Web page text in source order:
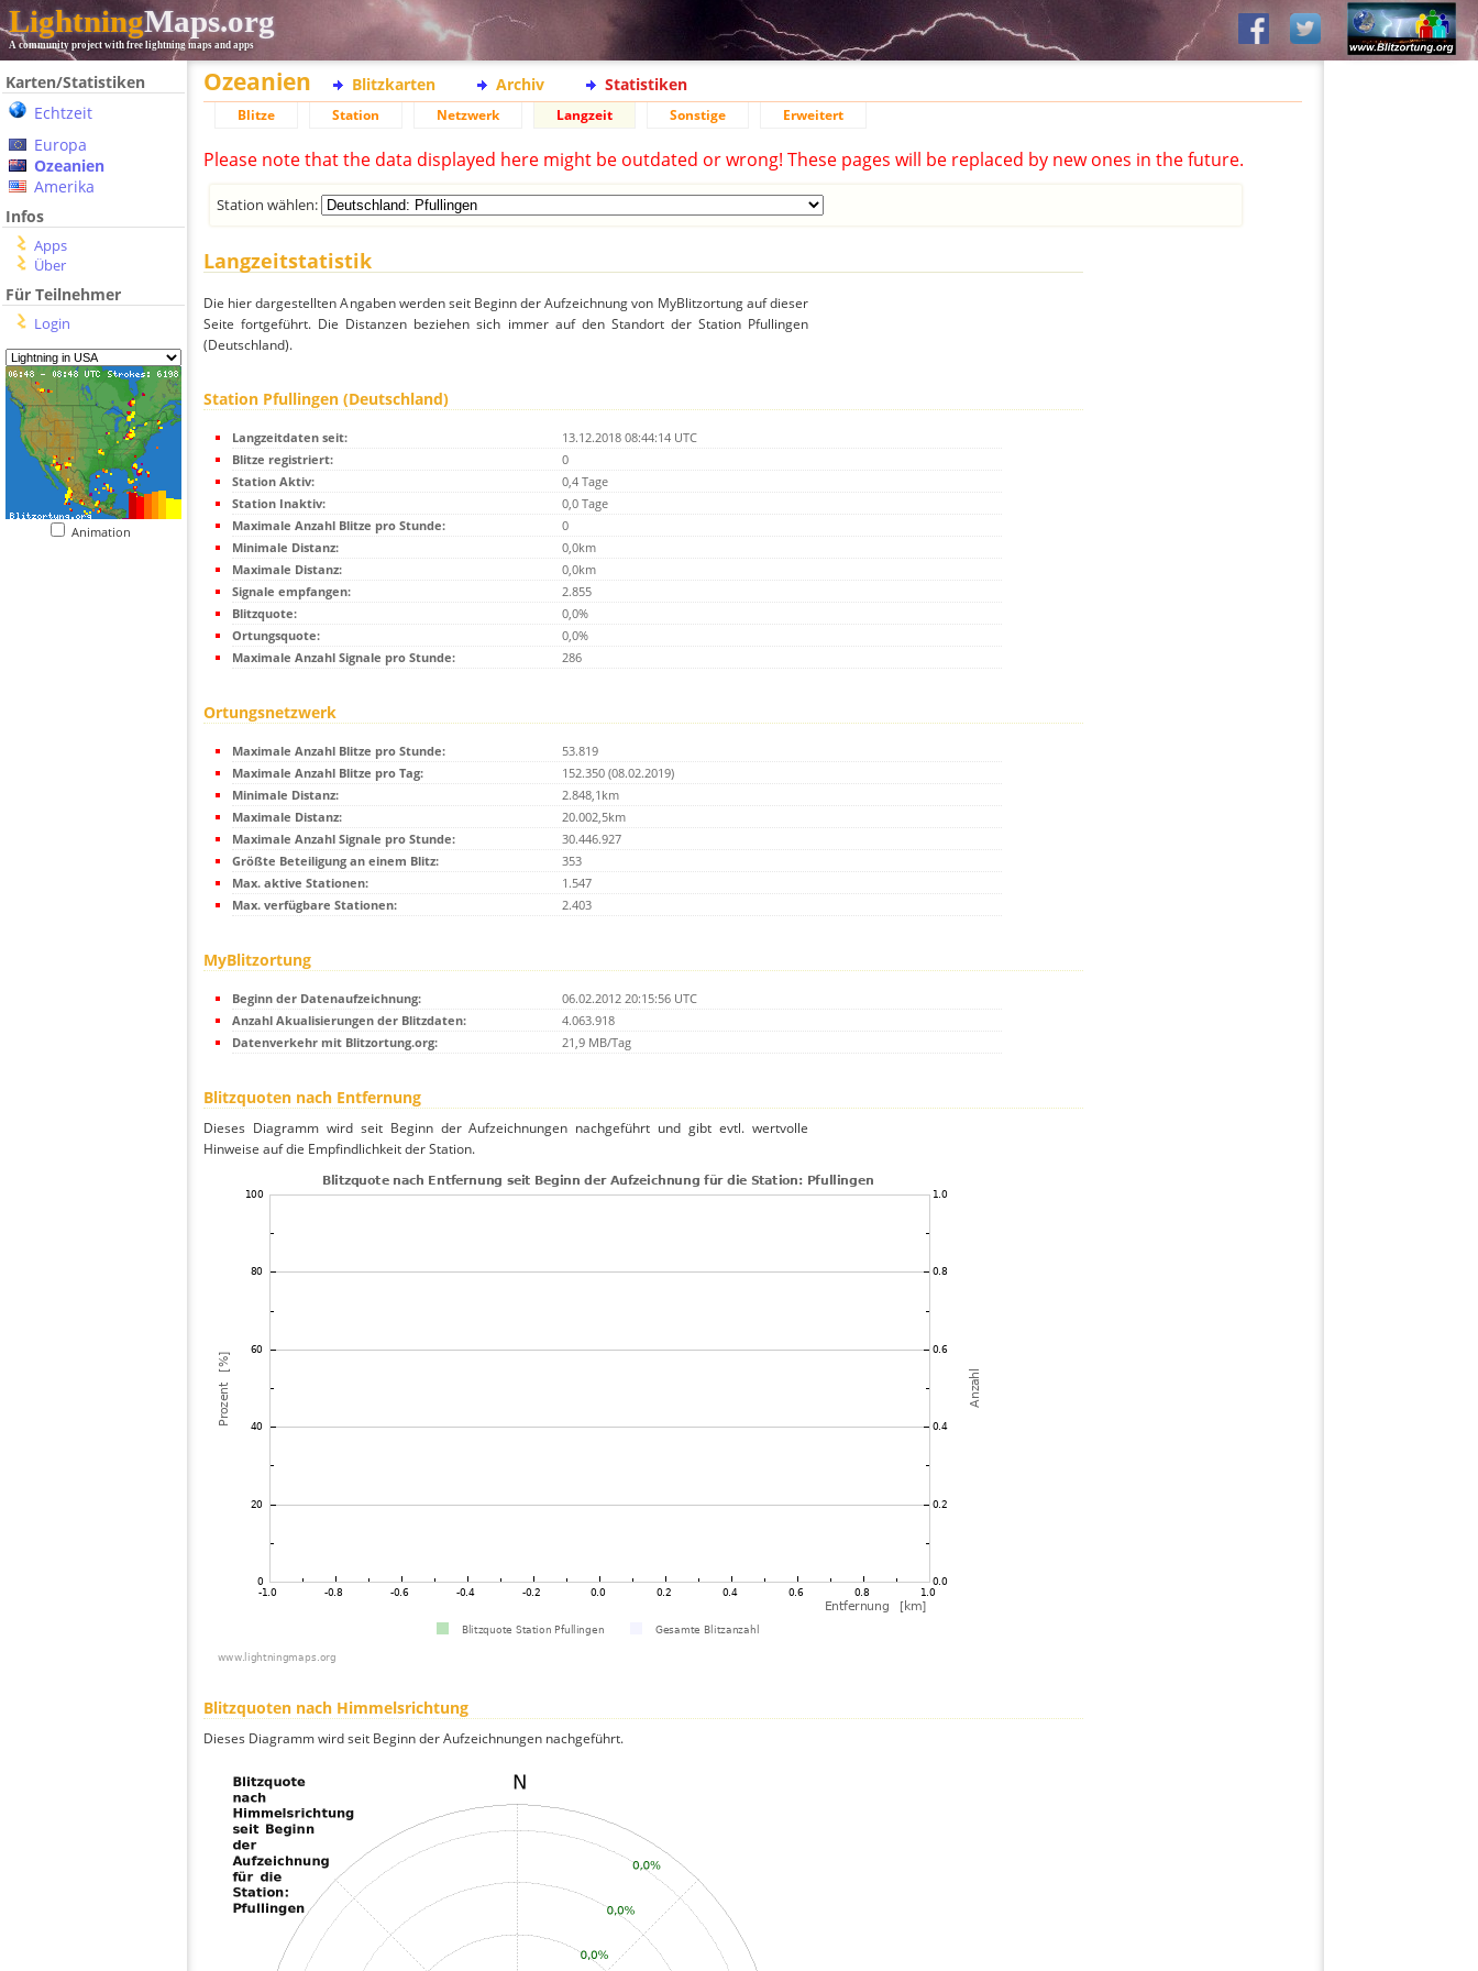
LightningMaps.org
A community project with free lightning maps and apps
Karten/Statistiken
Echtzeit
Europa
Ozeanien
Amerika
Infos
Apps
Über
Für Teilnehmer
Login
Animation
Ozeanien Blitzkarten Archiv Statistiken
Blitze Station Netzwerk Langzeit Sonstige Erweitert
Please note that the data displayed here might be outdated or wrong! These pages will be replaced by new ones in the future.
Station wählen:
Langzeitstatistik
Die hier dargestellten Angaben werden seit Beginn der Aufzeichnung von MyBlitzortung auf dieser
Seite fortgeführt. Die Distanzen beziehen sich immer auf den Standort der Station Pfullingen
(Deutschland).
Station Pfullingen (Deutschland)
Langzeitdaten seit:
13.12.2018 08:44:14 UTC
Blitze registriert:
0
Station Aktiv:
0,4 Tage
Station Inaktiv:
0,0 Tage
Maximale Anzahl Blitze pro Stunde:
0
Minimale Distanz:
0,0km
Maximale Distanz:
0,0km
Signale empfangen:
2.855
Blitzquote:
0,0%
Ortungsquote:
0,0%
Maximale Anzahl Signale pro Stunde:
286
Ortungsnetzwerk
Maximale Anzahl Blitze pro Stunde:
53.819
Maximale Anzahl Blitze pro Tag:
152.350 (08.02.2019)
Minimale Distanz:
2.848,1km
Maximale Distanz:
20.002,5km
Maximale Anzahl Signale pro Stunde:
30.446.927
Größte Beteiligung an einem Blitz:
353
Max. aktive Stationen:
1.547
Max. verfügbare Stationen:
2.403
MyBlitzortung
Beginn der Datenaufzeichnung:
06.02.2012 20:15:56 UTC
Anzahl Akualisierungen der Blitzdaten:
4.063.918
Datenverkehr mit Blitzortung.org:
21,9 MB/Tag
Blitzquoten nach Entfernung
Dieses Diagramm wird seit Beginn der Aufzeichnungen nachgeführt und gibt evtl. wertvolle
Hinweise auf die Empfindlichkeit der Station.
Blitzquoten nach Himmelsrichtung
Dieses Diagramm wird seit Beginn der Aufzeichnungen nachgeführt.